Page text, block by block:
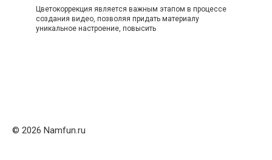
Цветокоррекция является важным этапом в процессе
создания видео, позволяя придать материалу
уникальное настроение, повысить
© 2026 Namfun.ru